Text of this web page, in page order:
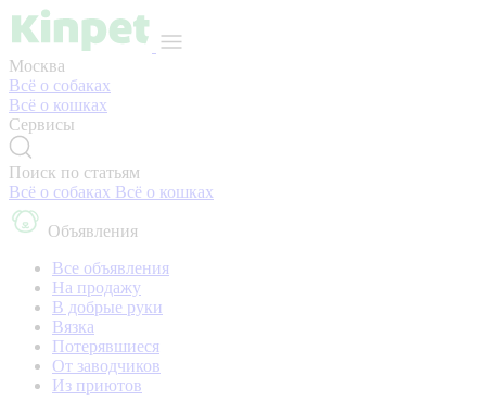
Москва
Всё о собаках
Всё о кошках
Сервисы
Поиск по статьям
Всё о собаках Всё о кошках
Объявления
Все объявления
На продажу
В добрые руки
Вязка
Потерявшиеся
От заводчиков
Из приютов